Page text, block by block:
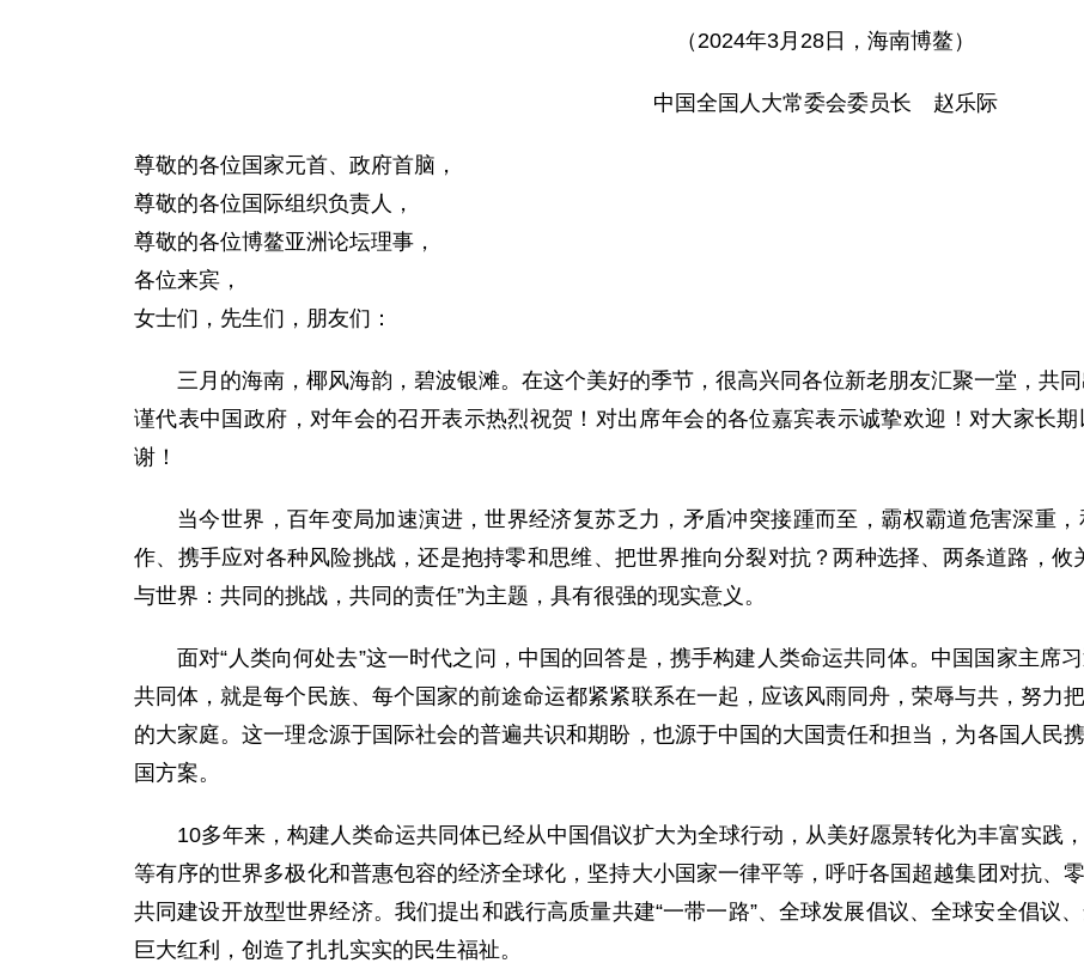
（2024年3月28日，海南博鳌）
中国全国人大常委会委员长 赵乐际
尊敬的各位国家元首、政府首脑，
尊敬的各位国际组织负责人，
尊敬的各位博鳌亚洲论坛理事，
各位来宾，
女士们，先生们，朋友们：
三月的海南，椰风海韵，碧波银滩。在这个美好的季节，很高兴同各位新老朋友汇聚一堂，共
谨代表中国政府，对年会的召开表示热烈祝贺！对出席年会的各位嘉宾表示诚挚欢迎！对大家长
谢！
当今世界，百年变局加速演进，世界经济复苏乏力，矛盾冲突接踵而至，霸权霸道危害深重
作、携手应对各种风险挑战，还是抱持零和思维、把世界推向分裂对抗？两种选择、两条道路，攸
与世界：共同的挑战，共同的责任”为主题，具有很强的现实意义。
面对“人类向何处去”这一时代之问，中国的回答是，携手构建人类命运共同体。中国国家主席
共同体，就是每个民族、每个国家的前途命运都紧紧联系在一起，应该风雨同舟，荣辱与共，努力
的大家庭。这一理念源于国际社会的普遍共识和期盼，也源于中国的大国责任和担当，为各国人民
国方案。
10多年来，构建人类命运共同体已经从中国倡议扩大为全球行动，从美好愿景转化为丰富实践
等有序的世界多极化和普惠包容的经济全球化，坚持大小国家一律平等，呼吁各国超越集团对抗、
共同建设开放型世界经济。我们提出和践行高质量共建“一带一路”、全球发展倡议、全球安全倡议
巨大红利，创造了扎扎实实的民生福祉。